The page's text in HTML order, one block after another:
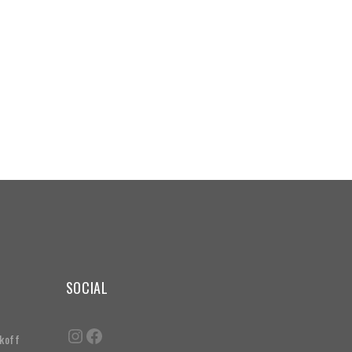
SOCIAL